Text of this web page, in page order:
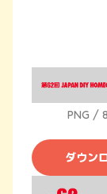
PNG /
ダウン